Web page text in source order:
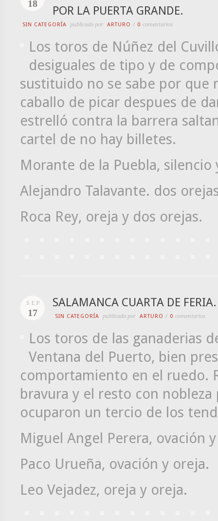
18
POR LA PUERTA GRANDE.
SIN CATEGORÍA publicado por ARTURO / 0 comentarios
Los toros de Núñez del
desiguales de tipo y de
sustituido no se sabe por
caballo de picar despues de
estrelló contra la barrera
cartel de no hay billetes.
Morante de la Puebla, silencio
Alejandro Talavante. dos
Roca Rey, oreja y dos orejas.
SEP
17
SALAMANCA CUARTA DE
SIN CATEGORÍA publicado por ARTURO / 0 comentarios
Los toros de las ganaderias
Ventana del Puerto, bien
comportamiento en el ruedo.
bravura y el resto con
ocuparon un tercio de los
Miguel Angel Perera, ovación
Paco Urueña, ovación y oreja.
Leo Vejadez, oreja y oreja.